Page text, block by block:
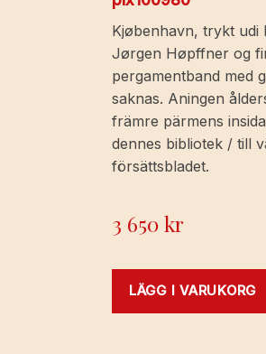
Kjøbenhavn, trykt udi
Jørgen Høpffner og
pergamentband med
saknas. Aningen
främre pärmens
dennes bibliotek / till
försättsbladet.
3 650kr
LÄGG I VARUKORG